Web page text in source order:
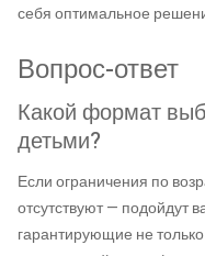
себя оптимальное
Вопрос-ответ
Какой формат
детьми?
Если ограничения по
отсутствуют — подойдут
гарантирующие не